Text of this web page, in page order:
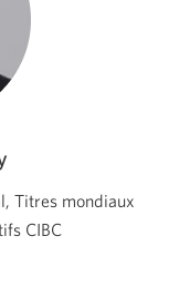
Titres mondiaux
CIBC